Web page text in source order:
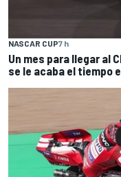
NASCAR CUP7 h
Un mes para llegar al
se le acaba el tiempo